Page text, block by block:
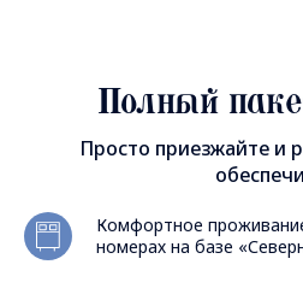
Полный
Просто приезжайте и
Комфортное
номерах на базе